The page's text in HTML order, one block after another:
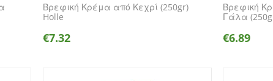
Βρεφική Κρέμα από Κεχρί (250gr)
Holle
€7.32
Βρεφική
Γάλα
€6.89